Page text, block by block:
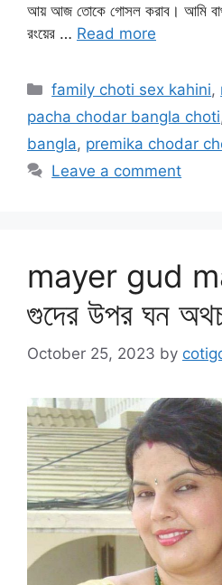
আয় আজ তোকে গোসল করাব। আমি
রংয়ের … Read more
Categories
family choti sex kahini,
pacha chodar bangla choti
bangla, premika chodar
Leave a comment
mayer gud
গুদের উপর ঘন
October 25, 2023 by